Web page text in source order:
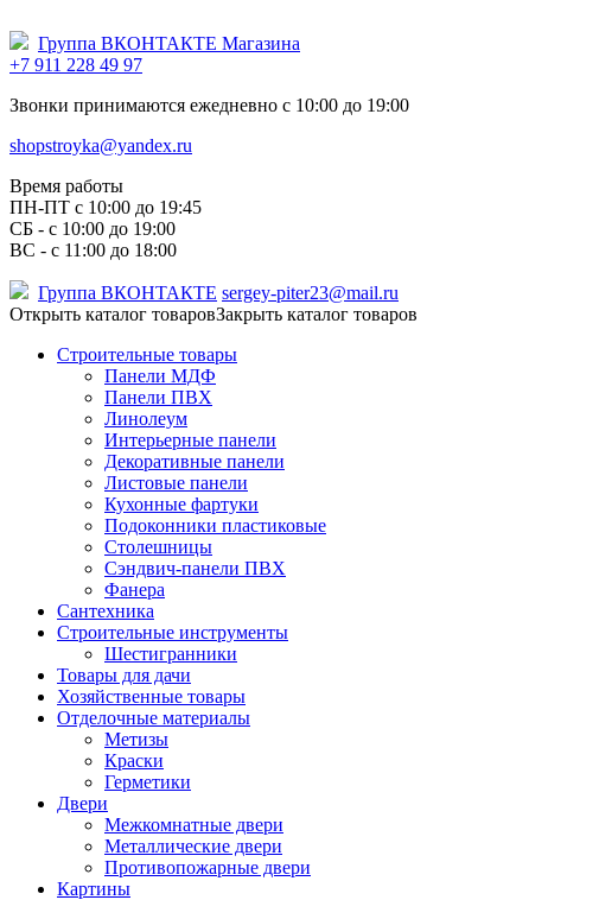
Группа ВКОНТАКТЕ Магазина
+7 911 228 49 97
Звонки принимаются ежедневно с 10:00 до 19:00
shopstroyka@yandex.ru
Время работы
ПН-ПТ c 10:00 до 19:45
СБ - с 10:00 до 19:00
ВС - с 11:00 до 18:00
Группа ВКОНТАКТЕ sergey-piter23@mail.ru
Открыть каталог товаровЗакрыть каталог товаров
Строительные товары
Панели МДФ
Панели ПВХ
Линолеум
Интерьерные панели
Декоративные панели
Листовые панели
Кухонные фартуки
Подоконники пластиковые
Столешницы
Сэндвич-панели ПВХ
Фанера
Сантехника
Строительные инструменты
Шестигранники
Товары для дачи
Хозяйственные товары
Отделочные материалы
Метизы
Краски
Герметики
Двери
Межкомнатные двери
Металлические двери
Противопожарные двери
Картины